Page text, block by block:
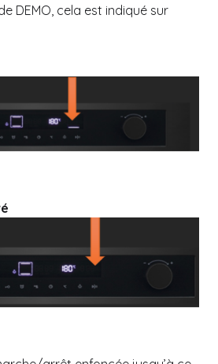
DEMO, cela est indiqué sur